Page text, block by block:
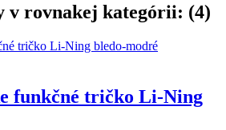
v rovnakej kategórii: (4)
funkčné tričko Li-Ning